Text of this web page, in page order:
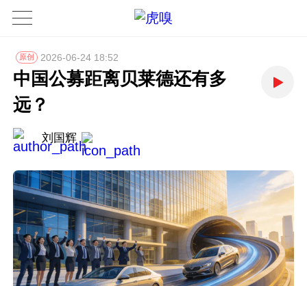
原创 2026-06-24 18:52
中国公募距离贝莱德还有多
远？
刘国辉